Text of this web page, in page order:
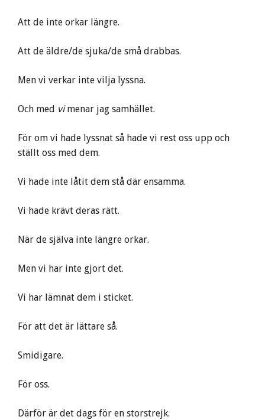
Att de inte orkar längre.
Att de äldre/de sjuka/de små drabbas.
Men vi verkar inte vilja lyssna.
Och med vimenar jag samhället.
För om vi hade lyssnat så hade vi rest oss upp och
ställt oss med dem.
Vi hade inte låtit dem stå där ensamma.
Vi hade krävt deras rätt.
När de själva inte längre orkar.
Men vi har inte gjort det.
Vi har lämnat dem i sticket.
För att det är lättare så.
Smidigare.
För oss.
Därför är det dags för en storstrejk.